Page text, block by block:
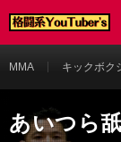
MMA キックボク
あいつら